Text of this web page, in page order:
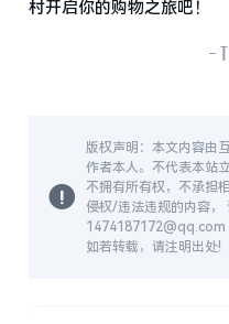
村开启你的购物之旅吧！
-
版权声明：本文内容由
作者本人。不代表本站
不拥有所有权，不承担
侵权/违法违规的内容，
1474187172@qq.com
如若转载，请注明出处!